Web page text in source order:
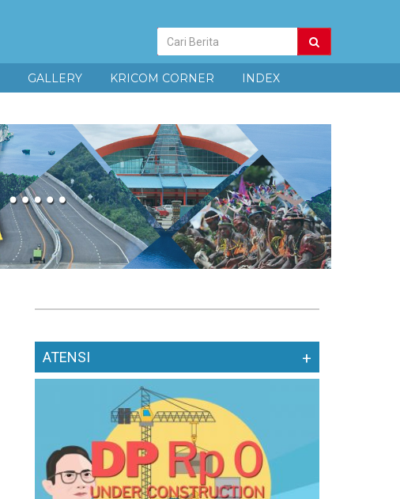
Pencarian
Berita
GALLERY KRICOM CORNER INDEX
ATENSI +